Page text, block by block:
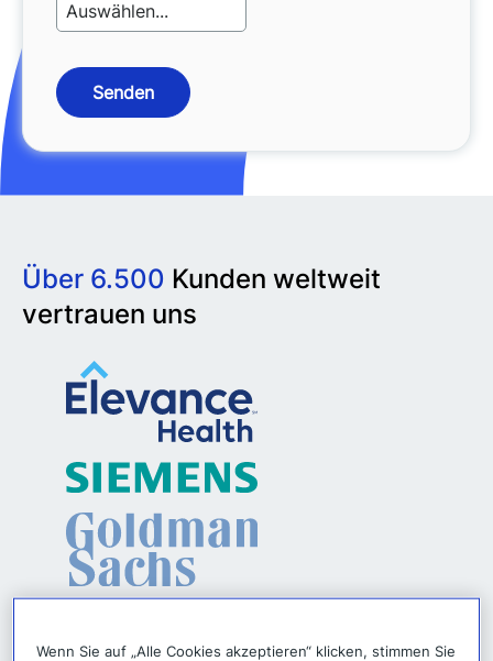
Senden
Über 6.500 Kunden weltweit
vertrauen uns
Wenn Sie auf „Alle Cookies akzeptieren“ klicken, stimmen Sie